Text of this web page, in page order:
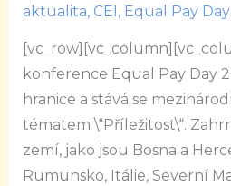
aktualita, CEI , Equal Pay Day
konference Equal Pay Day
hranice a stává se
tématem \“Příležitost\“.
zemí, jako jsou Bosna a
Rumunsko, Itálie, Severní
otevírá
nové
mezinárodní
možnosti
s
tématem
\“Příležitost\“